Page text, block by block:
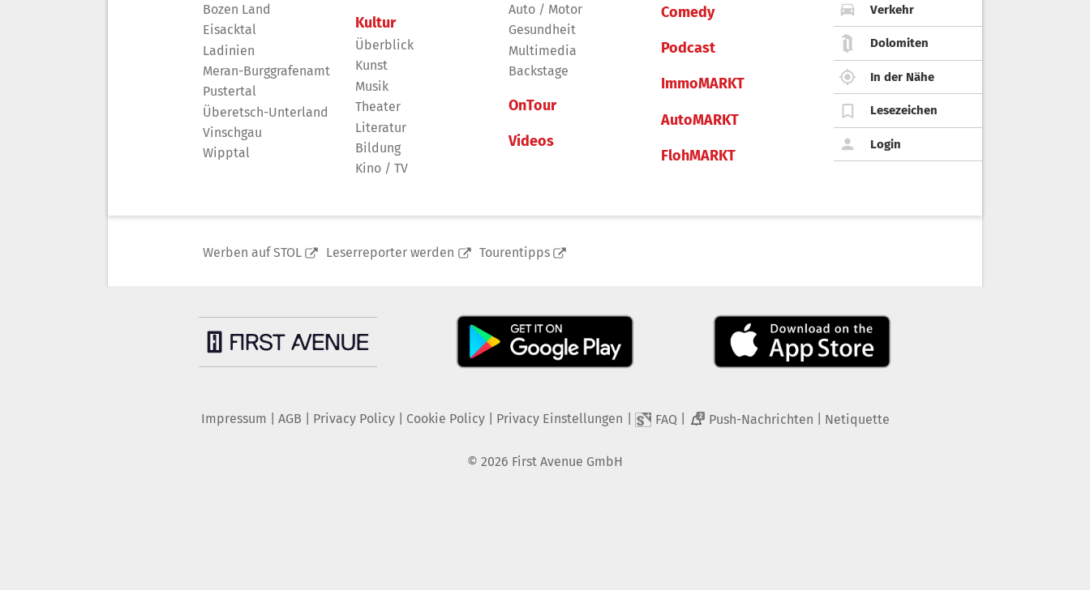
Bozen Land
Eisacktal
Ladinien
Meran-Burggrafenamt
Pustertal
Überetsch-Unterland
Vinschgau
Wipptal
Kultur
Überblick
Kunst
Musik
Theater
Literatur
Bildung
Kino / TV
Auto / Motor
Gesundheit
Multimedia
Backstage
OnTour
Videos
Comedy
Podcast
ImmoMARKT
AutoMARKT
FlohMARKT
Verkehr
Dolomiten
In der Nähe
Lesezeichen
Login
Werben auf STOL Leserreporter werden Tourentipps
Impressum AGB Privacy Policy| Cookie Policy| Privacy Einstellungen FAQ 2 Push-Nachrichten Netiquette
© 2026 First Avenue GmbH